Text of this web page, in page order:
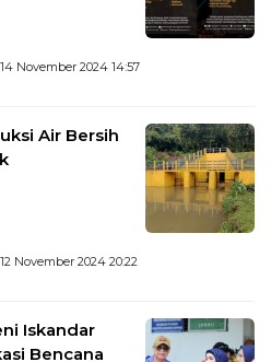
November 2024 14:57
Air Bersih
November 2024 20:22
Iskandar
Bencana